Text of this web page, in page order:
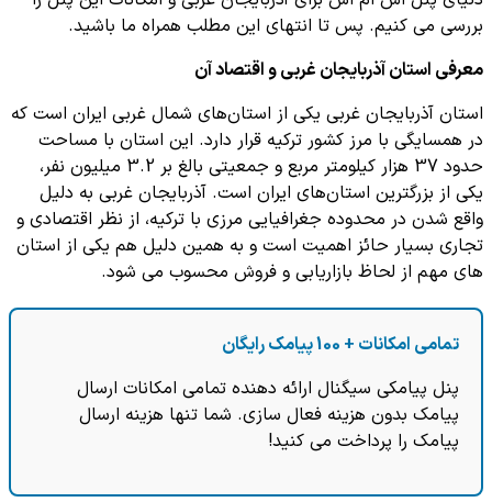
بررسی می کنیم. پس تا انتهای این مطلب همراه ما باشید.
معرفی استان آذربایجان غربی و اقتصاد آن
استان آذربایجان غربی یکی از استان‌های شمال غربی ایران است که
در همسایگی با مرز کشور ترکیه قرار دارد. این استان با مساحت
حدود 37 هزار کیلومتر مربع و جمعیتی بالغ بر 3.2 میلیون نفر،
یکی از بزرگترین استان‌های ایران است. آذربایجان غربی به دلیل
واقع شدن در محدوده جغرافیایی مرزی با ترکیه، از نظر اقتصادی و
تجاری بسیار حائز اهمیت است و به همین دلیل هم یکی از استان
های مهم از لحاظ بازاریابی و فروش محسوب می شود.
تمامی امکانات + 100 پیامک رایگان
پنل پیامکی سیگنال ارائه دهنده تمامی امکانات ارسال
پیامک بدون هزینه فعال سازی. شما تنها هزینه ارسال
پیامک را پرداخت می کنید!